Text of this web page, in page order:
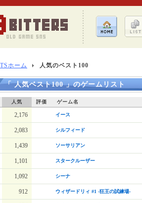
ホーム 人気のベスト100
「 人気ベスト100 」のゲームリスト
人気 評価 ゲーム名
2,176 イース
2,083 シルフィード
1,439 ソーサリアン
1,101 スタークルーザー
1,092 シーナ
912 ウィザードリィ #1 -狂王の試練場-